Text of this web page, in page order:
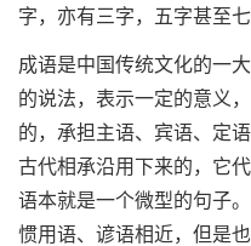
字，亦有三字，五字甚至七
成语是中国传统文化的一
的说法，表示一定的意义
的，承担主语、宾语、定
古代相承沿用下来的，它
语本就是一个微型的句子
惯用语、谚语相近，但是也